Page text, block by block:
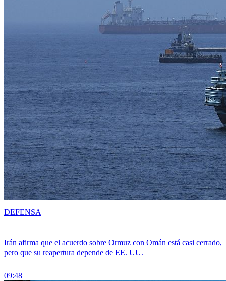
Irán afirma que el acuerdo sobre Ormuz con Omán está casi cerrado,
pero que su reapertura depende de EE. UU.
09:48
DEFENSA